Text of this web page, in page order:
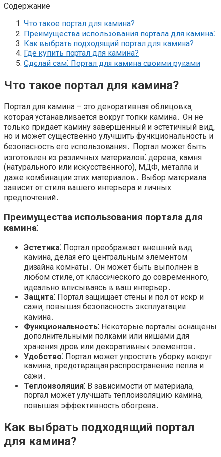
Содержание
Что такое портал для камина?
Преимущества использования портала для камина⁚
Как выбрать подходящий портал для камина?
Где купить портал для камина?
Сделай сам⁚ Портал для камина своими руками
Что такое портал для камина?
Портал для камина – это декоративная облицовка‚
которая устанавливается вокруг топки камина․ Он не
только придает камину завершенный и эстетичный вид‚
но и может существенно улучшить функциональность и
безопасность его использования․ Портал может быть
изготовлен из различных материалов⁚ дерева‚ камня
(натурального или искусственного)‚ МДФ‚ металла и
даже комбинации этих материалов․ Выбор материала
зависит от стиля вашего интерьера и личных
предпочтений․
Преимущества использования портала для
камина⁚
Эстетика⁚ Портал преображает внешний вид
камина‚ делая его центральным элементом
дизайна комнаты․ Он может быть выполнен в
любом стиле‚ от классического до современного‚
идеально вписываясь в ваш интерьер․
Защита⁚ Портал защищает стены и пол от искр и
сажи‚ повышая безопасность эксплуатации
камина․
Функциональность⁚ Некоторые порталы оснащены
дополнительными полками или нишами для
хранения дров или декоративных элементов․
Удобство⁚ Портал может упростить уборку вокруг
камина‚ предотвращая распространение пепла и
сажи․
Теплоизоляция⁚ В зависимости от материала‚
портал может улучшать теплоизоляцию камина‚
повышая эффективность обогрева․
Как выбрать подходящий портал
для камина?